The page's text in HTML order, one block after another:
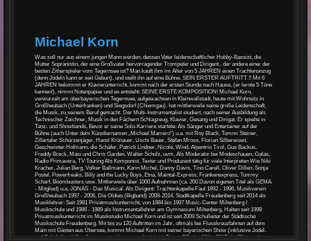
Michael Korn
Was soll nur aus einem jungen Mann werden, dessen Vater leidenschaftlicher Hobby-Bassist, die
Mutter Sopranistin, der eine Großvater hervorragender Trompeter und Dirigent , der andere einer der
besten Zitherspieler vom Tegernsee ist? Man kauft ihm im Alter von 5 JAHREN einen Trachtenanzug
(denn Jodeln kann er seit Geburt), und stellt ihn auf eine Bühne. SEIN ERSTER AUFTRITT !! Mit 6
JAHREN bekommt er Klavierunterricht, kommt nach der ersten Stunde nach Hause, (er lernte 5 Töne
kennen!), nimmt Notenpapier und es entsteht: SEINE ERSTE KOMPOSITION! Michael Korn,
verwurzelt am oberbayerischen Tegernsee, aufgewachsen in Kleinwallstadt, heute mit Wohnsitz in
Großheubach (Unterfranken) und Siegsdorf (Chiemgau), hat mittlerweile seine große Leidenschaft,
die Musik, zu seinem Beruf gemacht. Der Multi-Instrumentalist studiert, nach seiner Ausbildung als
Technischer Zeichner, Musik in den Fächern Schlagzeug, Klavier, Gesang und Dirigat. Er spielte in
Tanz- und Showbands, Bevor er seine Solo-Karriere startete: Als Sänger und Entertainer auf der
Bühne (auch Unter dem Künstlernamen „Michael Marrero“) u.a. mit Roy Black, Tommi Steiner,
Zillertaler Schürzenjäger, Hansl Krönauer, Uschi Bauer, Stefan Mross, Florian Silbereisen,
Geschwister Hofmann, die Schäfer, Patrick Lindner, Nicole, Wind, Alpentrio Tirol, Gus Backus,
Freddy Breck, Maxi und Chris Garden, Walter Scholz, uvm. Als Moderator bei Modeschauen, Galas,
Radio Primavera, TV Touring Als Komponist, Texter und Produzent tätig für viele Interpreten Wie Niki
Kracher, Julian Berg, Volker Ballmann, Karin Michel, Danny Davis, Tino Carell, Oliver Dillen, Sonja
Postel, Powerfreaks, Billy and the Lucky Boys, Etna, Maintal-Express, Frankenexpress, Tommy
Scharf, Boombusters usw. Mittlerweile über 1000 Aufnahmen (ca. 200 Davon eigenen Titel als GEMA
- Mitglied) u.a, JONAS - Das Musical. Als Dirigent: Trachtenkapelle Faul 1992 - 1996, Musikverein
Großheubach 1997 - 2006, Die Oldies (Bigband) 2008-2014, Stadtkapelle Freudenberg seit 2014 als
Musiklehrer: Seit 1981 Privatmusikunterricht, von 1984 bis 1997 Music-Center Miltenberg /
Musikschule und 1986 - 1989 als Instrumentallehrer am Gymnasium Miltenberg, Halten seit 1998
Privatmusikunterricht im Musikstudio Michael Korn und ist seit 2009 Schulleiter der Städtische
Musikschule Freudenberg. Mit bis zu 120 Auftritten im Jahr, oftmals bei Flusskreuzfahrten auf dem
Main mit Gästen aus Übersee, kommt Michael Korn mit seiner bayerischen Show (inklusive Jodel-
und Schuhplattel-Kurs!), so gut an, dass er nach einigen Cover-CDs im März 2017 ein Album mit